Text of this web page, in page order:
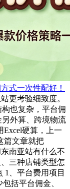
式一次性配好！
更考验细致度。
也复杂，平台佣
外算、跨境物流
Excel硬算，上一
篇文章就把
南亚站有什么不
三种店铺类型怎
1、平台费用项目
括平台佣金、